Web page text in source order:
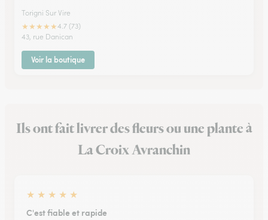
Torigni Sur Vire
★★★★★4.7 (73)
43, rue Danican
Voir la boutique
Ils ont fait livrer des fleurs ou une plante à
La Croix Avranchin
★ ★ ★ ★ ★
C'est fiable et rapide